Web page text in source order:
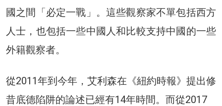
國之間「必定一戰」。這些觀察家不單包括西方
人士，也包括一些中國人和比較支持中國的一些
外籍觀察者。
從2011年到今年，艾利森在《紐約時報》提出修
昔底德陷阱的論述已經有14年時間。而從2017